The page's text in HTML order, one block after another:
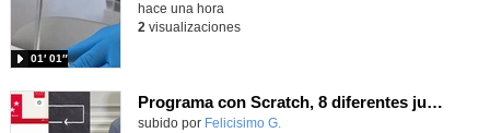
01′ 01″
hace una hora
2 visualizaciones
Programa con Scratch, 8 diferentes juegos para vivir la emoción de los partidos de España en el mundial 2026
Contenido educativo.
subido por Felicisimo G.